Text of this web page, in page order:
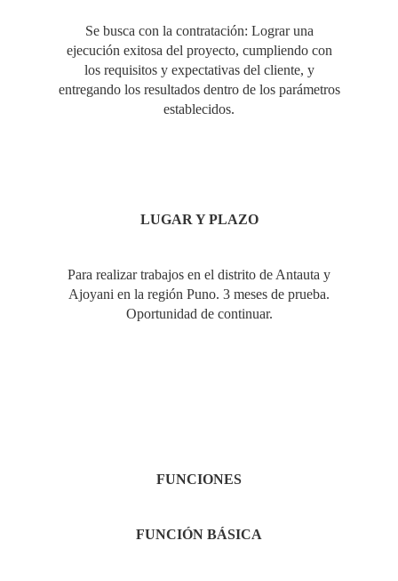
Se busca con la contratación: Lograr una
ejecución exitosa del proyecto, cumpliendo con
los requisitos y expectativas del cliente, y
entregando los resultados dentro de los parámetros
establecidos.
LUGAR Y PLAZO
Para realizar trabajos en el distrito de Antauta y
Ajoyani en la región Puno. 3 meses de prueba.
Oportunidad de continuar.
FUNCIONES
FUNCIÓN BÁSICA